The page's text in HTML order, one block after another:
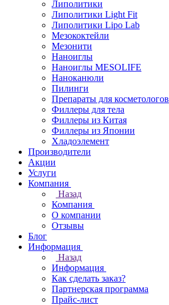
Липолитики
Липолитики Light Fit
Липолитики Lipo Lab
Мезококтейли
Мезонити
Наноиглы
Наноиглы MESOLIFE
Наноканюли
Пилинги
Препараты для косметологов
Филлеры для тела
Филлеры из Китая
Филлеры из Японии
Хладоэлемент
Производители
Акции
Услуги
Компания
Назад
Компания
О компании
Отзывы
Блог
Информация
Назад
Информация
Как сделать заказ?
Партнерская программа
Прайс-лист